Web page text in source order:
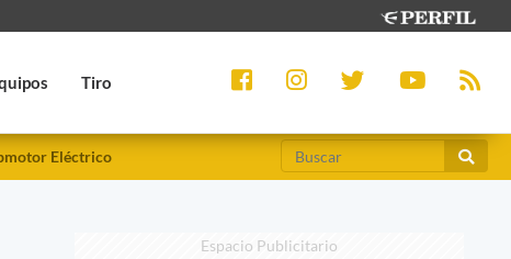
Tiro
Eléctrico
Espacio Publicitario